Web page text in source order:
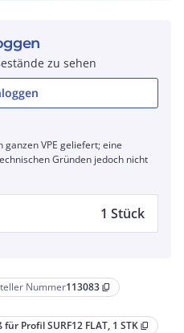
Nummer113083 content_copy
Profil SURF12 FLAT, 1 STK content_copy
zu sehen
VPE geliefert; eine
Gründen jedoch nicht
1 Stück